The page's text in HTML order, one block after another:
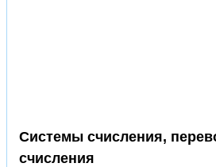
Системы счисления,
счисления